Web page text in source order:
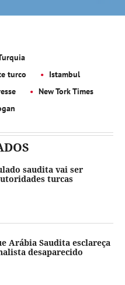
turco
Istambul
New Tork Times
saudita vai ser
turcas
Arábia Saudita esclareça
desaparecido